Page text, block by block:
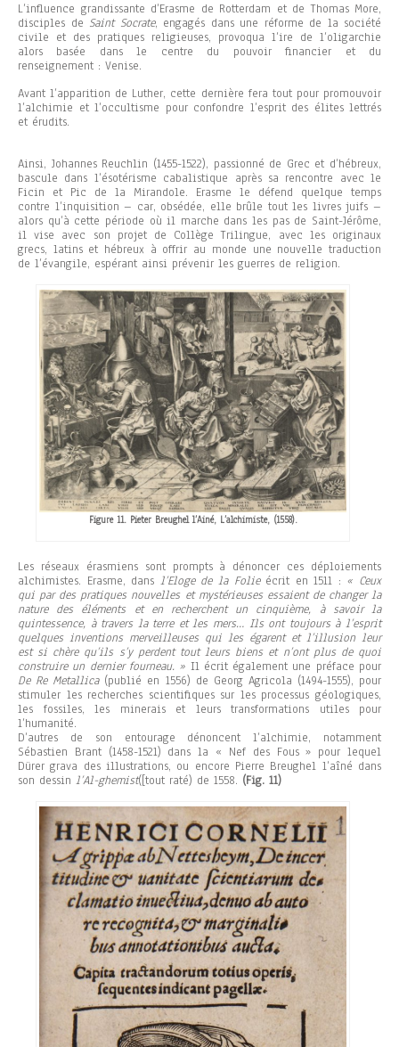
L’influence grandissante d’Erasme de Rotterdam et de Thomas More,
disciples de Saint Socrate, engagés dans une réforme de la société
civile et des pratiques religieuses, provoqua l’ire de l’oligarchie
alors basée dans le centre du pouvoir financier et du
renseignement : Venise.
Avant l’apparition de Luther, cette dernière fera tout pour promouvoir
l’alchimie et l’occultisme pour confondre l’esprit des élites lettrés
et érudits.
Ainsi, Johannes Reuchlin (1455-1522), passionné de Grec et d’hébreux,
bascule dans l’ésotérisme cabalistique après sa rencontre avec le
Ficin et Pic de la Mirandole. Erasme le défend quelque temps
contre l’inquisition – car, obsédée, elle brûle tout les livres juifs –
alors qu’à cette période où il marche dans les pas de Saint-Jérôme,
il vise avec son projet de Collège Trilingue, avec les originaux
grecs, latins et hébreux à offrir au monde une nouvelle traduction
de l’évangile, espérant ainsi prévenir les guerres de religion.
Figure 11. Pieter Breughel l’Ainé, L’alchimiste, (1558).
Les réseaux érasmiens sont prompts à dénoncer ces déploiements
alchimistes. Erasme, dans l’Eloge de la Folieécrit en 1511 : « Ceux
qui par des pratiques nouvelles et mystérieuses essaient de changer la
nature des éléments et en recherchent un cinquième, à savoir la
quintessence, à travers la terre et les mers… Ils ont toujours à l’esprit
quelques inventions merveilleuses qui les égarent et l’illusion leur
est si chère qu’ils s’y perdent tout leurs biens et n’ont plus de quoi
construire un dernier fourneau. » Il écrit également une préface pour
De Re Metallica(publié en 1556) de Georg Agricola (1494-1555), pour
stimuler les recherches scientifiques sur les processus géologiques,
les fossiles, les minerais et leurs transformations utiles pour
l’humanité.
D’autres de son entourage dénoncent l’alchimie, notamment
Sébastien Brant (1458-1521) dans la « Nef des Fous » pour lequel
Dürer grava des illustrations, ou encore Pierre Breughel l’aîné dans
son dessin l’Al-ghemist([tout raté) de 1558. (Fig. 11)